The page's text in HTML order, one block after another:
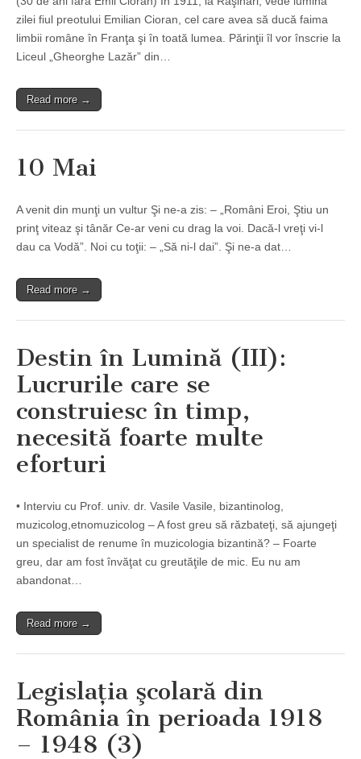
zilei fiul preotului Emilian Cioran, cel care avea să ducă faima
limbii române în Franţa şi în toată lumea. Părinţii îl vor înscrie la
Liceul „Gheorghe Lazăr” din…
Read more →
10 Mai
A venit din munţi un vultur Şi ne-a zis: – „Români Eroi, Ştiu un
prinţ viteaz şi tânăr Ce-ar veni cu drag la voi. Dacă-l vreţi vi-l
dau ca Vodă”. Noi cu toţii: – „Să ni-l dai”. Şi ne-a dat…
Read more →
Destin în Lumină (III):
Lucrurile care se
construiesc în timp,
necesită foarte multe
eforturi
• Interviu cu Prof. univ. dr. Vasile Vasile, bizantinolog,
muzicolog,etnomuzicolog – A fost greu să răzbateţi, să ajungeţi
un specialist de renume în muzicologia bizantină? – Foarte
greu, dar am fost învăţat cu greutăţile de mic. Eu nu am
abandonat…
Read more →
Legislaţia şcolară din
România în perioada 1918
– 1948 (3)